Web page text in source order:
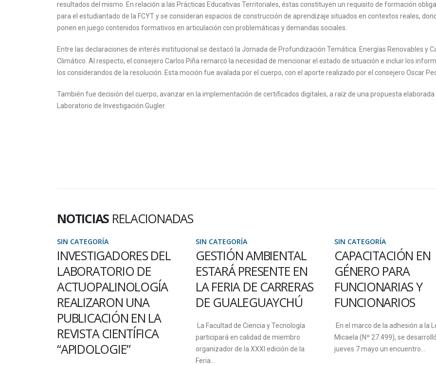
resultados del mismo. En relación a las Prácticas Educativas Territoriales, éstas constituyen un requisito de formación
para el estudiantado de la FCYT y se consideran espacios de construcción de aprendizaje situados en contextos reales,
ponen en juego contenidos formativos en articulación con problemáticas y demandas sociales.
Entre las declaraciones de interés institucional se destacó la Jornada de Profundización Temática: Energías Renovables y
Climático. Al respecto, el consejero Carlos Piña remarcó la necesidad de mencionar el estado de situación e incluir los
los considerandos de la resolución. Esta moción fue avalada por el cuerpo, con el aporte realizado por el consejero Oscar
También fue decisión del cuerpo, avanzar en la implementación de certificados digitales, a raíz de una propuesta elaborada
Laboratorio de Investigación Gugler.
NOTICIAS RELACIONADAS
SIN CATEGORÍA
INVESTIGADORES DEL
LABORATORIO DE
ACTUOPALINOLOGÍA
REALIZARON UNA
PUBLICACIÓN EN LA
REVISTA CIENTÍFICA
“APIDOLOGIE”
SIN CATEGORÍA
GESTIÓN AMBIENTAL
ESTARÁ PRESENTE EN
LA FERIA DE CARRERAS
DE GUALEGUAYCHÚ
La Facultad de Ciencia y Tecnología
participará en calidad de miembro
organizador de la XXXI edición de la
Feria...
SIN CATEGORÍA
CAPACITACIÓN EN
GÉNERO PARA
FUNCIONARIAS Y
FUNCIONARIOS
En el marco de la adhesión a la
Micaela (Nº 27.499), se
jueves 7 mayo un encuentro...